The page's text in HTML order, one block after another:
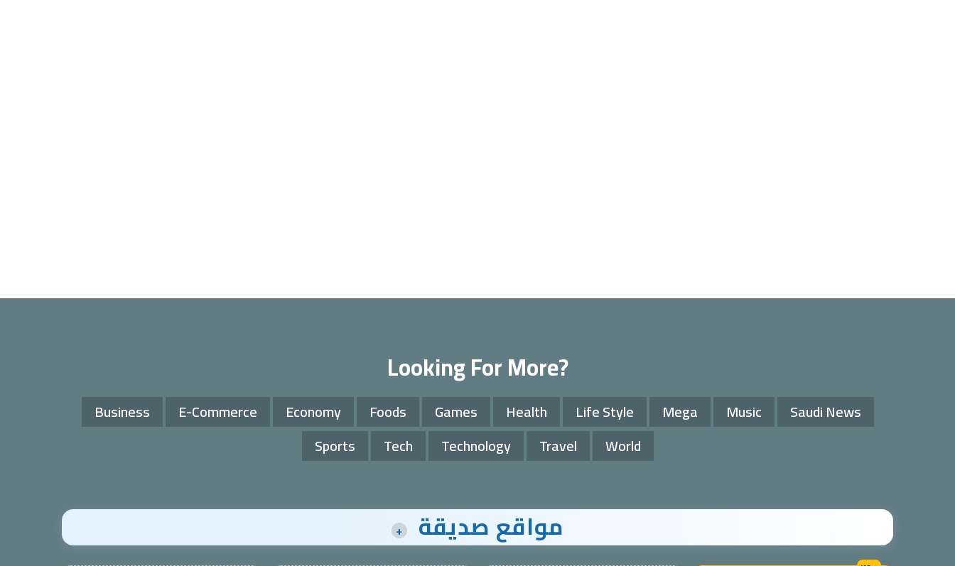
Looking For More?
Business E-Commerce Economy Foods Games Health Life Style Mega Music
Saudi News
Sports
Tech Technology Travel World
مواقع صديقة +